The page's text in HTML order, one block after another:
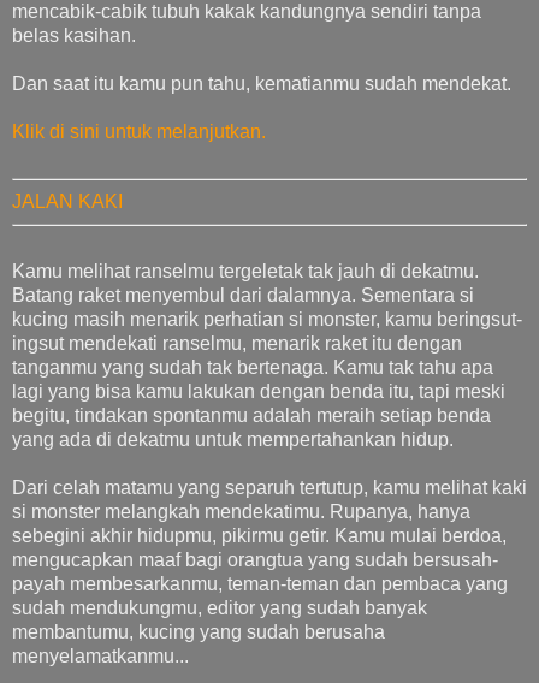
mencabik-cabik tubuh kakak kandungnya sendiri tanpa
belas kasihan.
Dan saat itu kamu pun tahu, kematianmu sudah mendekat.
Klik di sini untuk melanjutkan.
JALAN KAKI
Kamu melihat ranselmu tergeletak tak jauh di dekatmu.
Batang raket menyembul dari dalamnya. Sementara si
kucing masih menarik perhatian si monster, kamu beringsut-
ingsut mendekati ranselmu, menarik raket itu dengan
tanganmu yang sudah tak bertenaga. Kamu tak tahu apa
lagi yang bisa kamu lakukan dengan benda itu, tapi meski
begitu, tindakan spontanmu adalah meraih setiap benda
yang ada di dekatmu untuk mempertahankan hidup.
Dari celah matamu yang separuh tertutup, kamu melihat kaki
si monster melangkah mendekatimu. Rupanya, hanya
sebegini akhir hidupmu, pikirmu getir. Kamu mulai berdoa,
mengucapkan maaf bagi orangtua yang sudah bersusah-
payah membesarkanmu, teman-teman dan pembaca yang
sudah mendukungmu, editor yang sudah banyak
membantumu, kucing yang sudah berusaha
menyelamatkanmu...